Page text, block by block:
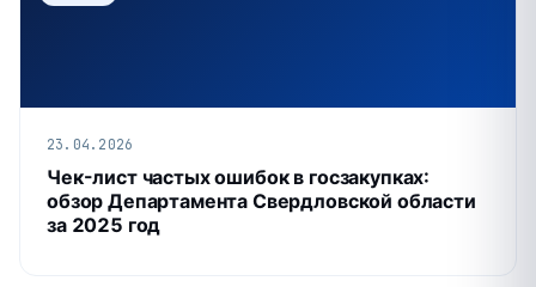
23.04.2026
Чек-лист частых ошибок в госзакупках:
обзор Департамента Свердловской области
за 2025 год